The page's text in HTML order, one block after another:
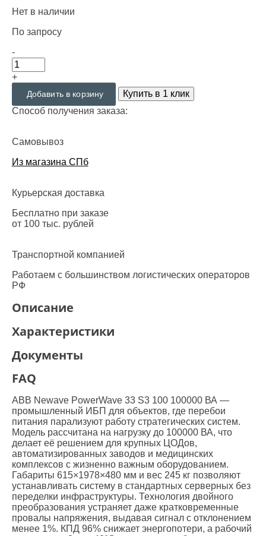
Нет в наличии
По запросу
-
+
Добавить в корзину
Купить в 1 клик
Способ получения заказа:
Самовывоз
Из магазина СПб
Курьерская доставка
Бесплатно при заказе
от 100 тыс. рублей
Транспортной компанией
Работаем с большинством логистических операторов
РФ
Описание
Характеристики
Документы
FAQ
ABB Newave PowerWave 33 S3 100 100000 ВА —
промышленный ИБП для объектов, где перебои
питания парализуют работу стратегических систем.
Модель рассчитана на нагрузку до 100000 ВА, что
делает её решением для крупных ЦОДов,
автоматизированных заводов и медицинских
комплексов с жизненно важным оборудованием.
Габариты 615×1978×480 мм и вес 245 кг позволяют
устанавливать систему в стандартных серверных без
переделки инфраструктуры. Технология двойного
преобразования устраняет даже кратковременные
провалы напряжения, выдавая сигнал с отклонением
менее 1%. КПД 96% снижает энергопотери, а рабочий